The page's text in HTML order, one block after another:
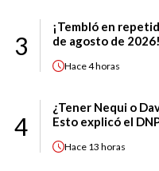
3
¡Tembló en
de agosto de 2026!
Hace4 horas
4
¿Tener Nequi o
Esto explicó el
Hace 13 horas